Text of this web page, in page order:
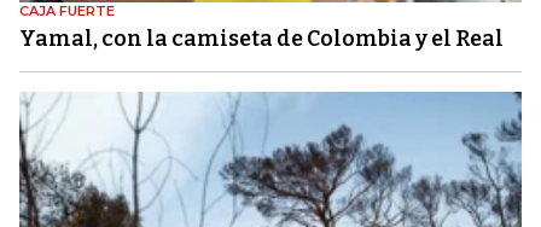
CAJA FUERTE
Yamal, con la camiseta de Colombia y el Real